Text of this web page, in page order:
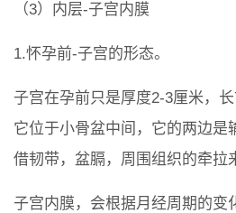
（3）内层-子宫内膜
1.怀孕前-子宫的形态。
子宫在孕前只是厚度2-3厘米，长
它位于小骨盆中间，它的两边是
借韧带，盆膈，周围组织的牵拉
子宫内膜，会根据月经周期的变